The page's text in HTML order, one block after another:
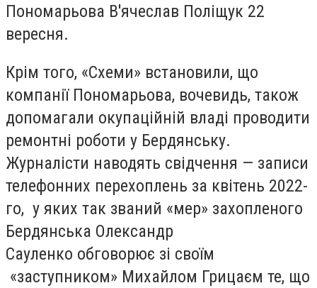
Пономарьова В'ячеслав Поліщук 22
вересня.
Крім того, «Схеми» встановили, що
компанії Пономарьова, вочевидь, також
допомагали окупаційній владі проводити
ремонтні роботи у Бердянську.
Журналісти наводять свідчення — записи
телефонних перехоплень за квітень 2022-
го, у яких так званий «мер» захопленого
Бердянська Олександр
Сауленко обговорює зі своїм
«заступником» Михайлом Грицаєм те, що